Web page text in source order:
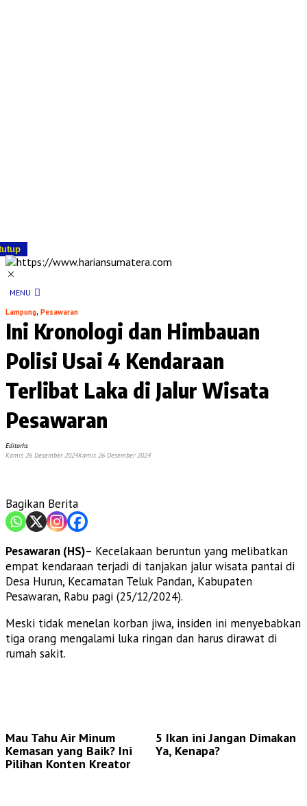
MENU
Lampung, Pesawaran
Ini Kronologi dan Himbauan
Polisi Usai 4 Kendaraan
Terlibat Laka di Jalur Wisata
Pesawaran
Editorhs
Kamis 26 Desember 2024Kamis 26 Desember 2024
Bagikan Berita
Pesawaran (HS)– Kecelakaan beruntun yang melibatkan
empat kendaraan terjadi di tanjakan jalur wisata pantai di
Desa Hurun, Kecamatan Teluk Pandan, Kabupaten
Pesawaran, Rabu pagi (25/12/2024).
Meski tidak menelan korban jiwa, insiden ini menyebabkan
tiga orang mengalami luka ringan dan harus dirawat di
rumah sakit.
Mau Tahu Air Minum
Kemasan yang Baik? Ini
Pilihan Konten Kreator
5 Ikan ini Jangan Dimakan
Ya, Kenapa?